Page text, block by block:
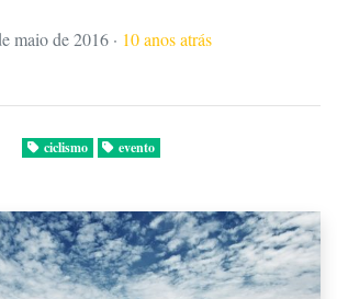
maio de 2016 · 10 anos atrás
ciclismo evento